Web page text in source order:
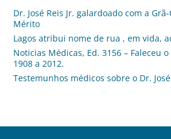
Dr. José Reis Jr. galardoado com a
Mérito
Lagos atribui nome de rua , em vida,
Noticias Médicas, Ed. 3156 – Faleceu o
1908 a 2012.
Testemunhos médicos sobre o Dr.